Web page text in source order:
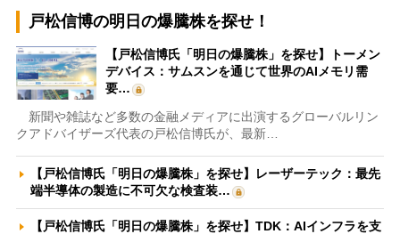
戸松信博の明日の爆騰株を探せ！
【戸松信博氏「明日の爆騰株」を探せ】トーメン
デバイス：サムスンを通じて世界のAIメモリ需
要…
新聞や雑誌など多数の金融メディアに出演するグローバルリン
クアドバイザーズ代表の戸松信博氏が、最新…
【戸松信博氏「明日の爆騰株」を探せ】レーザーテック：最先
端半導体の製造に不可欠な検査装…
【戸松信博氏「明日の爆騰株」を探せ】TDK：AIインフラを支